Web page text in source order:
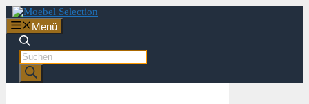
Zum
Inhalt
springen
Menü
Products
search